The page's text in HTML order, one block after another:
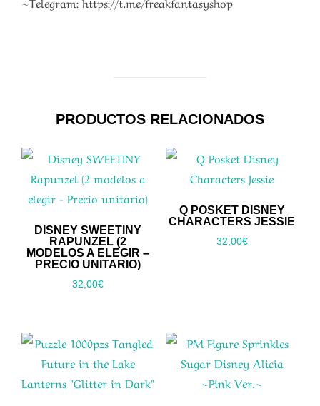
PRODUCTOS RELACIONADOS
DISNEY SWEETINY
RAPUNZEL (2
MODELOS A ELEGIR –
PRECIO UNITARIO)
32,00€
Q POSKET DISNEY
CHARACTERS JESSIE
32,00€